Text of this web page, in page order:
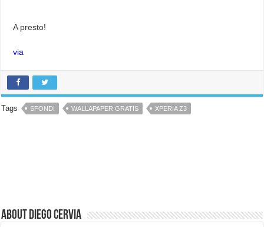
A presto!
via
Tags SFONDI WALLAPAPER GRATIS XPERIA Z3
About Diego Cervia